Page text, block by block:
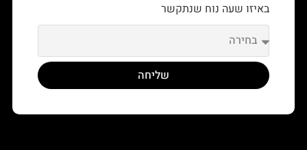
באיזו שעה נוח שנתקשר
שליחה